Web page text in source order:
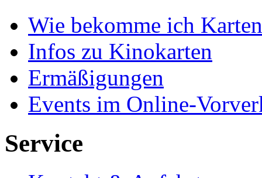
Wie bekomme ich
Infos zu Kinokarten
Ermäßigungen
Events im Online-
Service